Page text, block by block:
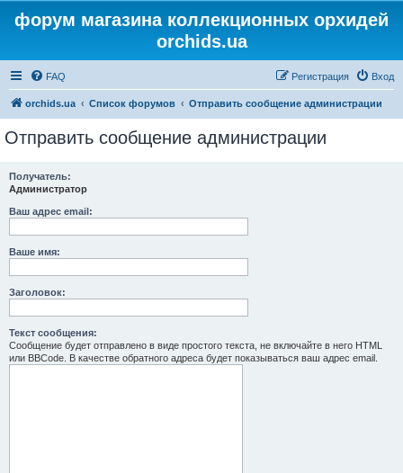
форум магазина коллекционных орхидей
orchids.ua
FAQ Вход
Регистрация
orchids.ua Список форумов Отправить сообщение администрации
Отправить сообщение администрации
Получатель:
Администратор
Ваш адрес email:
Ваше имя:
Заголовок:
Текст сообщения:
Сообщение будет отправлено в виде простого текста, не включайте в него HTML
или BBCode. В качестве обратного адреса будет показываться ваш адрес email.